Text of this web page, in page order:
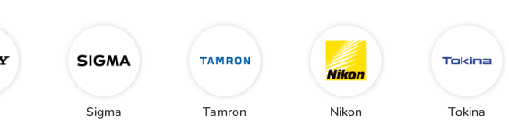
Sigma Tamron Nikon Tokina